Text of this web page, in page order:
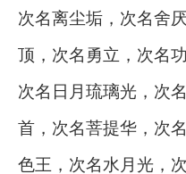
次名离尘垢，次名舍
顶，次名勇立，次名
次名日月琉璃光，次
首，次名菩提华，次
色王，次名水月光，